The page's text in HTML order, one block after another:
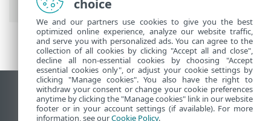
Ver sitio para ordenador
End of Life
choice
We and our partners use cookies to give you the best
optimized online experience, analyze our website traffic,
and serve you with personalized ads. You can agree to the
collection of all cookies by clicking "Accept all and close",
decline all non-essential cookies by choosing "Accept
essential cookies only", or adjust your cookie settings by
clicking "Manage cookies". You also have the right to
withdraw your consent or change your cookie preferences
anytime by clicking the "Manage cookies" link in our website
footer or in your account settings (if available). For more
information, see ourCookie Policy.